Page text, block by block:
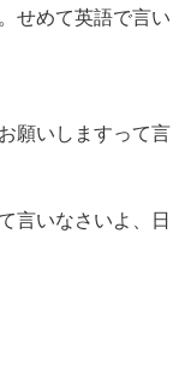
せめて英語で言い
願いしますって言
言いなさいよ、日